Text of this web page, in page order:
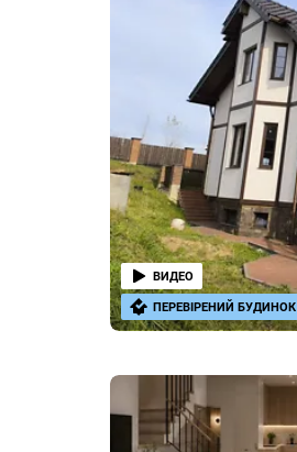
ВИДЕО
ПЕРЕВІРЕНИЙ БУДИНОК